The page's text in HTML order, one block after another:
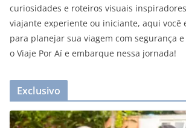
curiosidades e roteiros visuais
viajante experiente ou iniciante, aqui você
para planejar sua viagem com segurança
o Viaje Por Aí e embarque nessa jornada!
Exclusivo